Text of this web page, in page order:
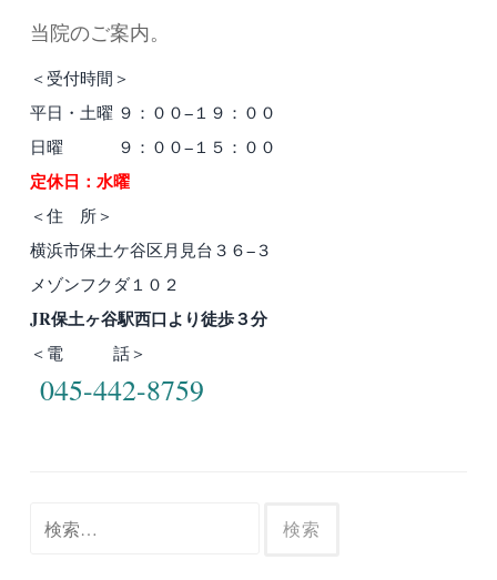
当院のご案内。
＜受付時間＞
平日・土曜 ９：００−１９：００
日曜 ９：００−１５：００
定休日：水曜
＜住 所＞
横浜市保土ケ谷区月見台３６−３
メゾンフクダ１０２
JR保土ヶ谷駅西口より徒歩３分
＜電 話＞
045-442-8759